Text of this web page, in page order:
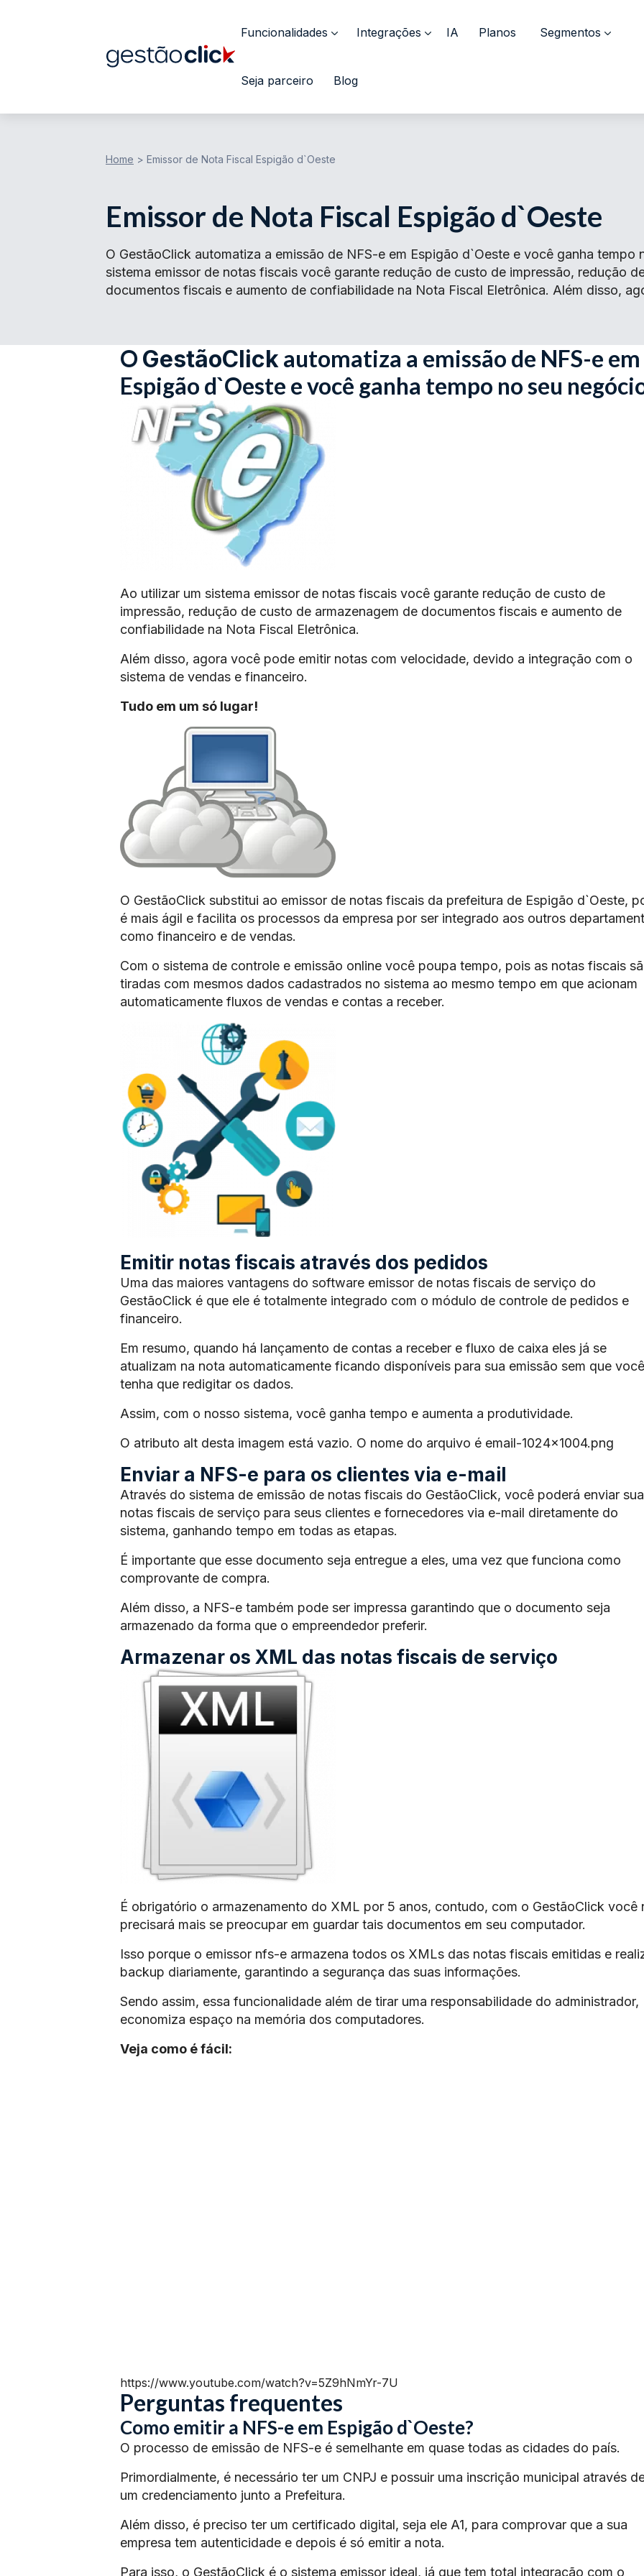
Funcionalidades Integrações IA Planos Segmentos
Seja parceiro Blog
Home > Emissor de Nota Fiscal Espigão d`Oeste
Emissor de Nota Fiscal Espigão d`Oeste
O GestãoClick automatiza a emissão de NFS-e em Espigão d`Oeste e você ganha tempo
sistema emissor de notas fiscais você garante redução de custo de impressão, redução
documentos fiscais e aumento de confiabilidade na Nota Fiscal Eletrônica. Além disso,
O GestãoClickautomatiza a emissão de NFS-e em
Espigão d`Oeste e você ganha tempo no seu
Ao utilizar um sistema emissor de notas fiscais você garante redução de custo de
impressão, redução de custo de armazenagem de documentos fiscais e aumento de
confiabilidade na Nota Fiscal Eletrônica.
Além disso, agora você pode emitir notas com velocidade, devido a integração com o
sistema de vendas e financeiro.
Tudo em um só lugar!
O GestãoClick substitui ao emissor de notas fiscais da prefeitura de Espigão d`Oeste,
é mais ágil e facilita os processos da empresa por ser integrado aos outros
como financeiro e de vendas.
Com o sistema de controle e emissão online você poupa tempo, pois as notas fiscais
tiradas com mesmos dados cadastrados no sistema ao mesmo tempo em que acionam
automaticamente fluxos de vendas e contas a receber.
Emitir notas fiscais através dos pedidos
Uma das maiores vantagens do software emissor de notas fiscais de serviço do
GestãoClick é que ele é totalmente integrado com o módulo de controle de pedidos e
financeiro.
Em resumo, quando há lançamento de contas a receber e fluxo de caixa eles já se
atualizam na nota automaticamente ficando disponíveis para sua emissão sem que você
tenha que redigitar os dados.
Assim, com o nosso sistema, você ganha tempo e aumenta a produtividade.
O atributo alt desta imagem está vazio. O nome do arquivo é email-1024×1004.png
Enviar a NFS-e para os clientes via e-mail
Através do sistema de emissão de notas fiscais do GestãoClick, você poderá enviar
notas fiscais de serviço para seus clientes e fornecedores via e-mail diretamente do
sistema, ganhando tempo em todas as etapas.
É importante que esse documento seja entregue a eles, uma vez que funciona como
comprovante de compra.
Além disso, a NFS-e também pode ser impressa garantindo que o documento seja
armazenado da forma que o empreendedor preferir.
Armazenar os XML das notas fiscais de serviço
É obrigatório o armazenamento do XML por 5 anos, contudo, com o GestãoClick você
precisará mais se preocupar em guardar tais documentos em seu computador.
Isso porque o emissor nfs-e armazena todos os XMLs das notas fiscais emitidas e
backup diariamente, garantindo a segurança das suas informações.
Sendo assim, essa funcionalidade além de tirar uma responsabilidade do administrador,
economiza espaço na memória dos computadores.
Veja como é fácil:
https://www.youtube.com/watch?v=5Z9hNmYr-7U
Perguntas frequentes
Como emitir a NFS-e em Espigão d`Oeste?
O processo de emissão de NFS-e é semelhante em quase todas as cidades do país.
Primordialmente, é necessário ter um CNPJ e possuir uma inscrição municipal através
um credenciamento junto a Prefeitura.
Além disso, é preciso ter um certificado digital, seja ele A1, para comprovar que a sua
empresa tem autenticidade e depois é só emitir a nota.
Para isso, o GestãoClick é o sistema emissor ideal, já que tem total integração com o